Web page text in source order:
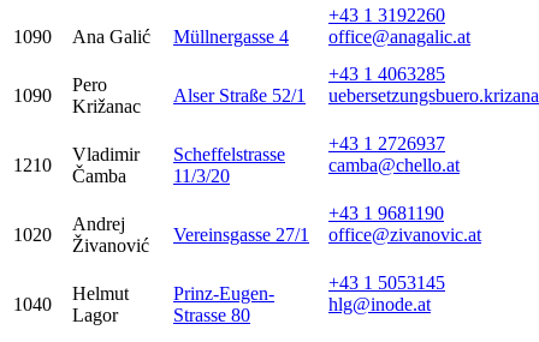
1090 Ana Galić Müllnergasse 4
+43 1 3192260
office@anagalic.at
1090
Pero
Križanac
Alser Straße 52/1
+43 1 4063285
1210
Vladimir
Čamba
Scheffelstrasse
11/3/20
+43 1 2726937
camba@chello.at
1020
Andrej
Živanović
Vereinsgasse 27/1
+43 1 9681190
office@zivanovic.at
1040
Helmut
Lagor
Prinz-Eugen-
Strasse 80
+43 1 5053145
hlg@inode.at